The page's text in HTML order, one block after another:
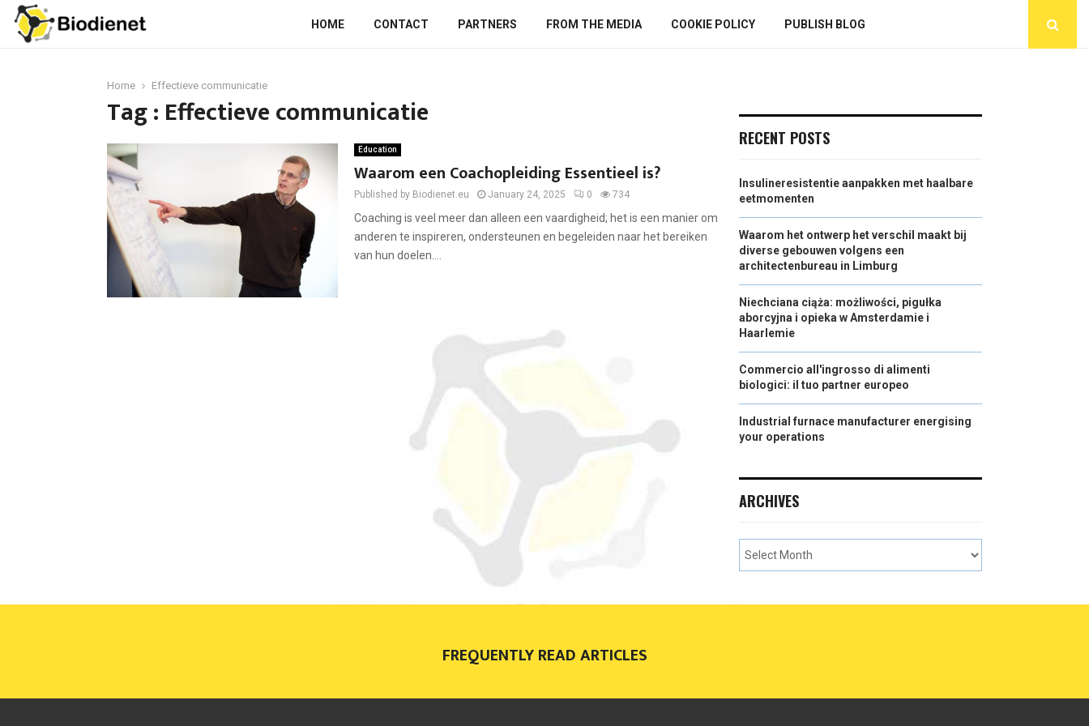
HOME CONTACT PARTNERS FROM THE MEDIA COOKIE POLICY PUBLISH BLOG
Home Effectieve communicatie
Tag : Effectieve communicatie
Education
Waarom een Coachopleiding Essentieel is?
Published by Biodienet.eu January 24, 2025 0 734
Coaching is veel meer dan alleen een vaardigheid; het is een manier om
anderen te inspireren, ondersteunen en begeleiden naar het bereiken
van hun doelen....
RECENT POSTS
Insulineresistentie aanpakken met haalbare
eetmomenten
Waarom het ontwerp het verschil maakt bij
diverse gebouwen volgens een
architectenbureau in Limburg
Niechciana ciąża: możliwości, pigułka
aborcyjna i opieka w Amsterdamie i
Haarlemie
Commercio all'ingrosso di alimenti
biologici: il tuo partner europeo
Industrial furnace manufacturer energising
your operations
ARCHIVES
FREQUENTLY READ ARTICLES